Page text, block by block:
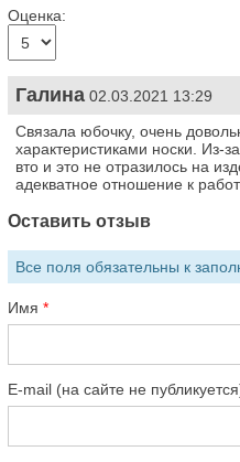
Оценка:
Галина 02.03.2021 13:29
Связала юбочку, очень
характеристиками носки. Из-
вто и это не отразилось на
адекватное отношение к
Оставить отзыв
Все поля обязательны к
Имя
E-mail (на сайте не